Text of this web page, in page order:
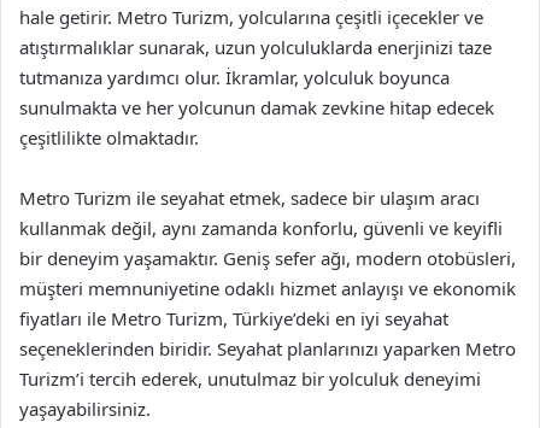
hale getirir. Metro Turizm, yolcularına çeşitli içecekler ve
atıştırmalıklar sunarak, uzun yolculuklarda enerjinizi taze
tutmanıza yardımcı olur. İkramlar, yolculuk boyunca
sunulmakta ve her yolcunun damak zevkine hitap edecek
çeşitlilikte olmaktadır.
Metro Turizm ile seyahat etmek, sadece bir ulaşım aracı
kullanmak değil, aynı zamanda konforlu, güvenli ve keyifli
bir deneyim yaşamaktır. Geniş sefer ağı, modern otobüsleri,
müşteri memnuniyetine odaklı hizmet anlayışı ve ekonomik
fiyatları ile Metro Turizm, Türkiye’deki en iyi seyahat
seçeneklerinden biridir. Seyahat planlarınızı yaparken Metro
Turizm’i tercih ederek, unutulmaz bir yolculuk deneyimi
yaşayabilirsiniz.